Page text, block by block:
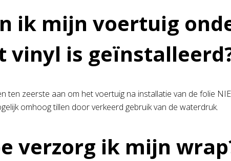
ik mijn voertuig
vinyl is
ten zeerste aan om het voertuig na installatie van de folie
omhoog tillen door verkeerd gebruik van de waterdruk.
verzorg ik mijn